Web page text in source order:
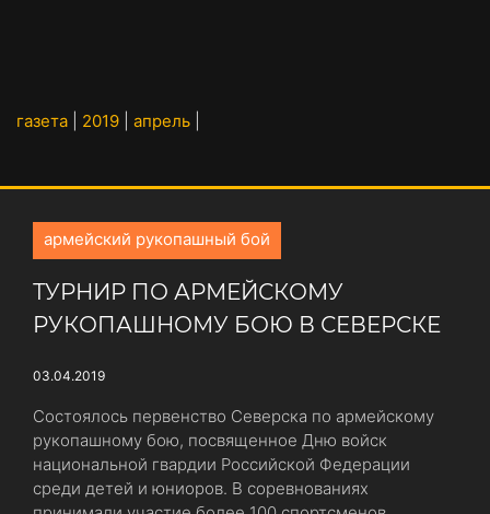
газета 2019 апрель
армейский рукопашный бой
ТУРНИР ПО АРМЕЙСКОМУ
РУКОПАШНОМУ БОЮ В СЕВЕРСКЕ
03.04.2019
Состоялось первенство Северска по армейскому
рукопашному бою, посвященное Дню войск
национальной гвардии Российской Федерации
среди детей и юниоров. В соревнованиях